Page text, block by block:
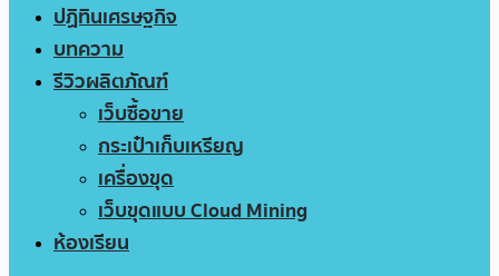
ปฏิทินเศรษฐกิจ
บทความ
รีวิวผลิตภัณฑ์
เว็บซื้อขาย
กระเป๋าเก็บเหรียญ
เครื่องขุด
เว็บขุดแบบ Cloud Mining
ห้องเรียน